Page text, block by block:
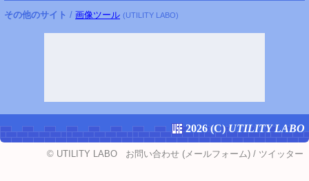
その他のサイト / 画像ツール (UTILITY LABO)
2026 (C)UTILITY LABO
© UTILITY LABO お問い合わせ (メールフォーム) / ツイッター